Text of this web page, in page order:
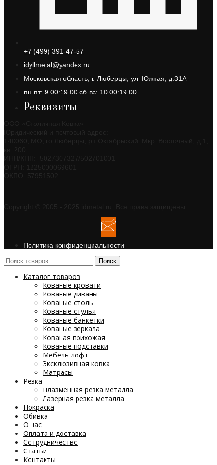
+7 (499) 391-47-57
idyllmetal@yandex.ru
Московская область, г. Люберцы, ул. Южная, д.31А
пн-пт: 9.00:19.00 сб-вс: 10.00:19.00
Реквизиты
Политика конфиденциальности
Поиск
Каталог товаров
Кованые кровати
Кованые диваны
Кованые столы
Кованые стулья
Кованые банкетки
Кованые зеркала
Кованая прихожая
Кованые подставки
Мебель лофт
Эксклюзивная ковка
Матрасы
Резка
Плазменная резка металла
Лазерная резка металла
Покраска
Обивка
О нас
Оплата и доставка
Сотрудничество
Статьи
Контакты